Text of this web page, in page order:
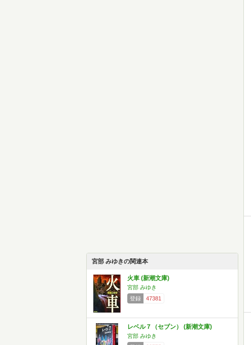
宮部 みゆきの関連本
火車 (新潮文庫)
宮部 みゆき
登録
47381
レベル７（セブン） (新潮文庫)
宮部 みゆき